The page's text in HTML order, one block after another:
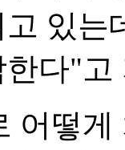
있는
다"고
어떻